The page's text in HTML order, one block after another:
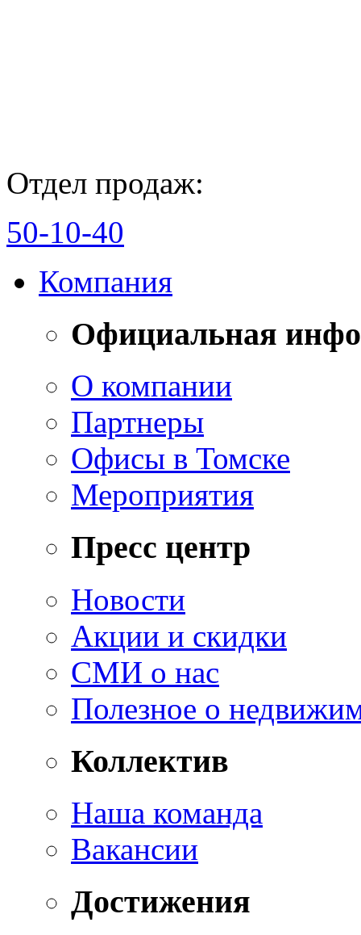
Отдел продаж:
50-10-40
Компания
Официальная
О компании
Партнеры
Офисы в Томске
Мероприятия
Пресс центр
Новости
Акции и скидки
СМИ о нас
Полезное о
Коллектив
Наша команда
Вакансии
Достижения